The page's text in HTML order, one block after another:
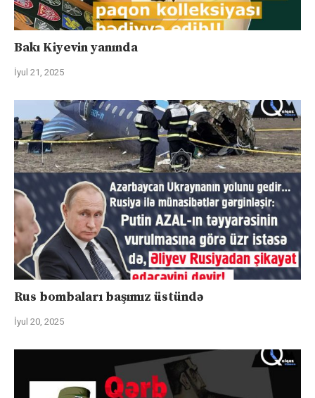
Bakı Kiyevin yanında
İyul 21, 2025
Rus bombaları başımız üstündə
İyul 20, 2025